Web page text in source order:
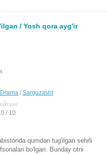
/ Yosh qora ayg'ir
Drama /Sarguzasht
/ 10
qumdan tug'ilgan sehrli
bo'lgan. Bunday otni